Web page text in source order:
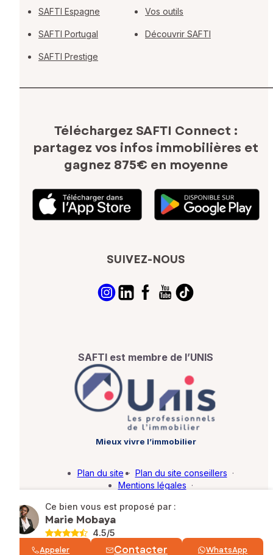
Ce bien vous est proposé par :
Marie Mobaya
4.5/5
Appeler Contacter WhatsApp
SAFTI Espagne
SAFTI Portugal
SAFTI Prestige
Vos outils
Découvrir SAFTI
Téléchargez SAFTI Connect :
partagez vos infos immobilières et
gagnez 875€ en moyenne
SUIVEZ-NOUS
SAFTI est membre de l’UNIS
Mieux vivre l’immobilier
© SAFTI 2026. Tous droits réservés.
Plan du site · Plan du site conseillers ·
Mentions légales ·
Barème d'honoraires · Paramétrer mes cookies